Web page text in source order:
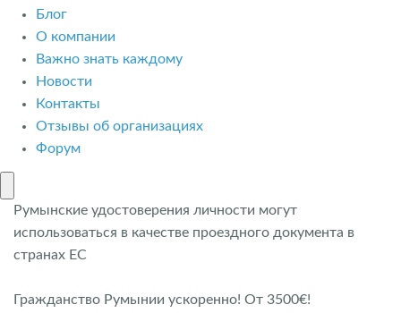
Блог
О компании
Важно знать каждому
Новости
Контакты
Отзывы об организациях
Форум
Румынские удостоверения личности могут
использоваться в качестве проездного документа в
странах ЕС
Гражданство Румынии ускоренно! От 3500€!